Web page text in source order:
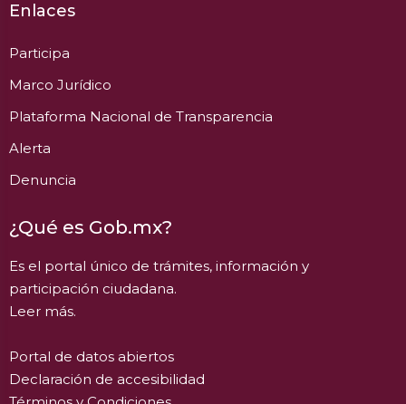
Enlaces
Participa
Marco Jurídico
Plataforma Nacional de Transparencia
Alerta
Denuncia
¿Qué es Gob.mx?
Es el portal único de trámites, información y
participación ciudadana.
Leer más.
Portal de datos abiertos
Declaración de accesibilidad